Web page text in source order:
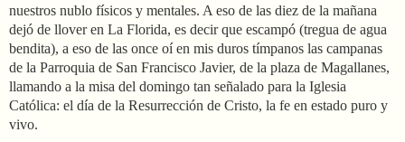
nuestros nublo físicos y mentales. A eso de las diez de la mañana
dejó de llover en La Florida, es decir que escampó (tregua de agua
bendita), a eso de las once oí en mis duros tímpanos las campanas
de la Parroquia de San Francisco Javier, de la plaza de Magallanes,
llamando a la misa del domingo tan señalado para la Iglesia
Católica: el día de la Resurrección de Cristo, la fe en estado puro y
vivo.